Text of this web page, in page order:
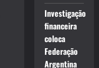
Investigação
financeira
coloca
Federação
Argentina